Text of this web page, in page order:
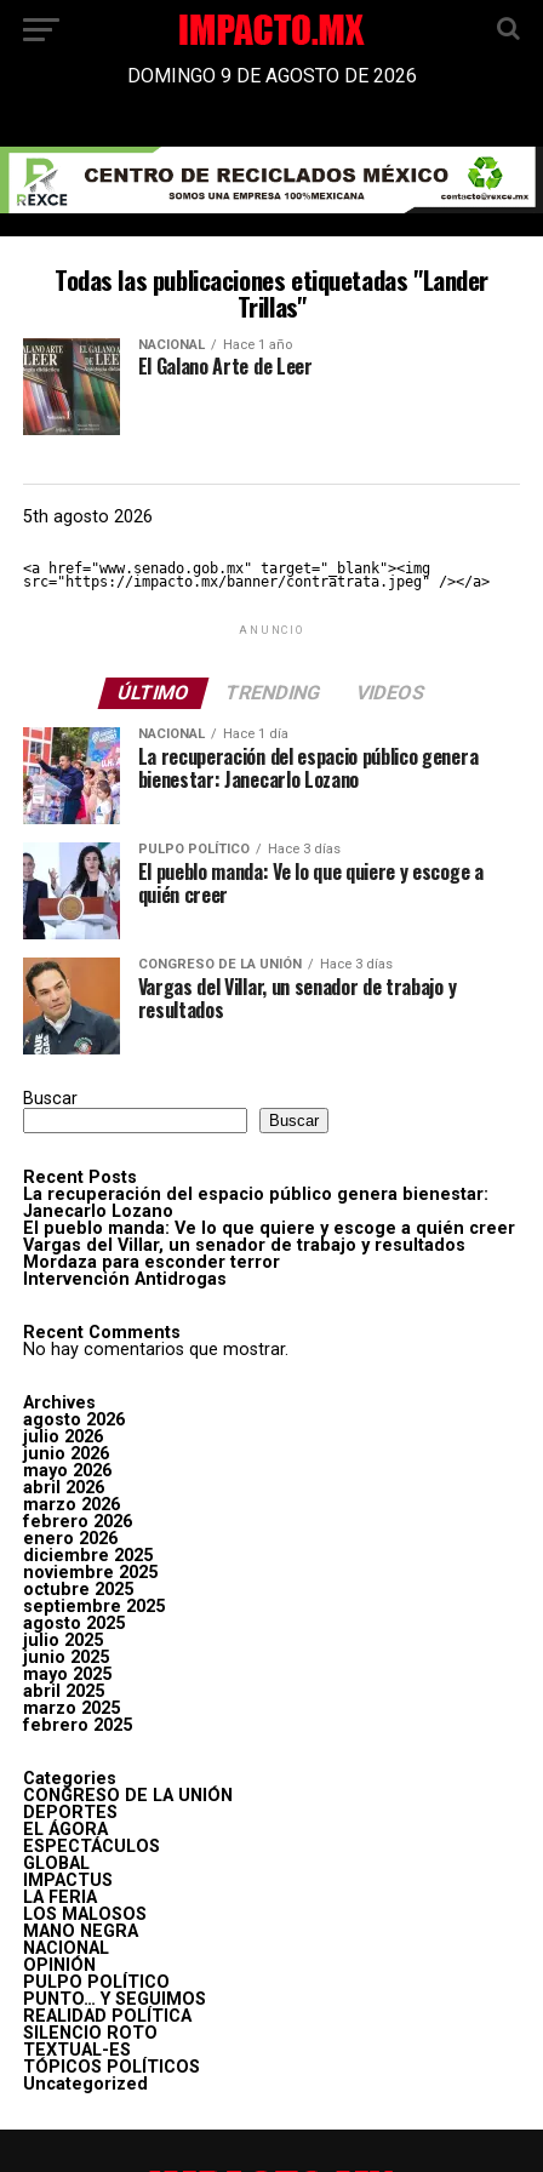
DOMINGO 9 DE AGOSTO DE 2026
Todas las publicaciones etiquetadas "Lander
Trillas"
NACIONAL Hace 1 año
El Galano Arte de Leer
5th agosto 2026
<a href="www.senado.gob.mx" target="_blank"><img
src="https://impacto.mx/banner/contratrata.jpeg" /></a>
ANUNCIO
ÚLTIMO TRENDING VIDEOS
NACIONAL Hace 1 día
La recuperación del espacio público genera
bienestar: Janecarlo Lozano
PULPO POLÍTICO Hace 3 días
El pueblo manda: Ve lo que quiere y escoge a
quién creer
CONGRESO DE LA UNIÓN Hace 3 días
Vargas del Villar, un senador de trabajo y
resultados
Buscar
Buscar
Recent Posts
La recuperación del espacio público genera bienestar:
Janecarlo Lozano
El pueblo manda: Ve lo que quiere y escoge a quién creer
Vargas del Villar, un senador de trabajo y resultados
Mordaza para esconder terror
Intervención Antidrogas
Recent Comments
No hay comentarios que mostrar.
Archives
agosto 2026
julio 2026
junio 2026
mayo 2026
abril 2026
marzo 2026
febrero 2026
enero 2026
diciembre 2025
noviembre 2025
octubre 2025
septiembre 2025
agosto 2025
julio 2025
junio 2025
mayo 2025
abril 2025
marzo 2025
febrero 2025
Categories
CONGRESO DE LA UNIÓN
DEPORTES
EL ÁGORA
ESPECTÁCULOS
GLOBAL
IMPACTUS
LA FERIA
LOS MALOSOS
MANO NEGRA
NACIONAL
OPINIÓN
PULPO POLÍTICO
PUNTO… Y SEGUIMOS
REALIDAD POLÍTICA
SILENCIO ROTO
TEXTUAL-ES
TÓPICOS POLÍTICOS
Uncategorized